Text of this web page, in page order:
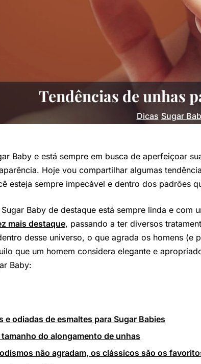
Tendências de unhas
Dicas Sugar
Baby e está sempre em busca de aperfeiçoar
Hoje vou compartilhar algumas
esteja sempre impecável e dentro dos padrões
Baby de destaque está sempre linda e com
mais destaque, passando a ter diversos
desse universo, o que agrada os homens (e
que um homem considera elegante e
Baby:
e odiadas de esmaltes para Sugar Babies
tamanho do alongamento de unhas
não agradam, os clássicos são os